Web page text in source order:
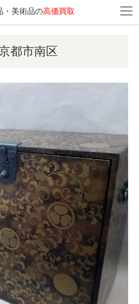
・美術品の高価買取
都市南区